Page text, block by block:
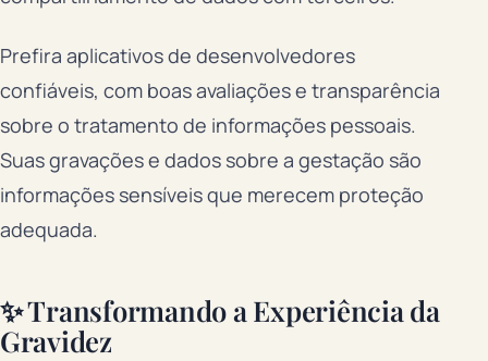
Prefira aplicativos de desenvolvedores
confiáveis, com boas avaliações e transparência
sobre o tratamento de informações pessoais.
Suas gravações e dados sobre a gestação são
informações sensíveis que merecem proteção
adequada.
✨ Transformando a Experiência da
Gravidez